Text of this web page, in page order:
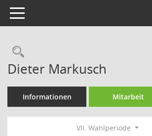
Toggle navigation
Rechercheauswahl
Dieter Markusch
Informationen Mitarbeit
VII. Wahlperiode